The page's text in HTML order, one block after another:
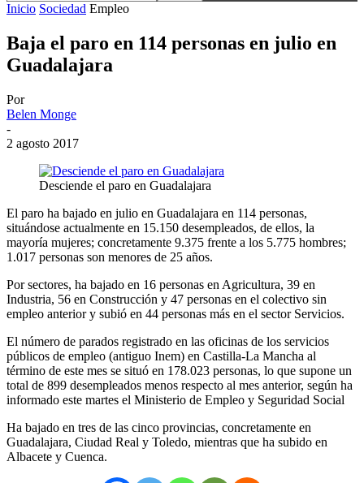
Inicio Sociedad Empleo
Baja el paro en 114 personas en julio en
Guadalajara
Por
Belen Monge
-
2 agosto 2017
Desciende el paro en Guadalajara
El paro ha bajado en julio en Guadalajara en 114 personas,
situándose actualmente en 15.150 desempleados, de ellos, la
mayoría mujeres; concretamente 9.375 frente a los 5.775 hombres;
1.017 personas son menores de 25 años.
Por sectores, ha bajado en 16 personas en Agricultura, 39 en
Industria, 56 en Construcción y 47 personas en el colectivo sin
empleo anterior y subió en 44 personas más en el sector Servicios.
El número de parados registrado en las oficinas de los servicios
públicos de empleo (antiguo Inem) en Castilla-La Mancha al
término de este mes se situó en 178.023 personas, lo que supone un
total de 899 desempleados menos respecto al mes anterior, según ha
informado este martes el Ministerio de Empleo y Seguridad Social
Ha bajado en tres de las cinco provincias, concretamente en
Guadalajara, Ciudad Real y Toledo, mientras que ha subido en
Albacete y Cuenca.